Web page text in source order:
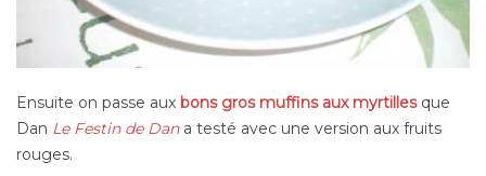
Ensuite on passe aux bons gros muffins aux myrtillesque
Dan Le Festin de Dana testé avec une version aux fruits
rouges.